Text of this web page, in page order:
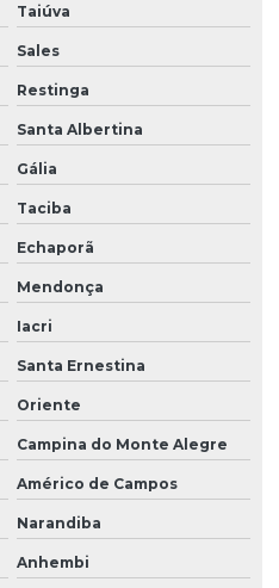
Taiúva
Sales
Restinga
Santa Albertina
Gália
Taciba
Echaporã
Mendonça
Iacri
Santa Ernestina
Oriente
Campina do Monte Alegre
Américo de Campos
Narandiba
Anhembi